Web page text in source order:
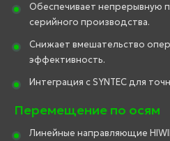
Обеспечивает непрерывную
серийного производства.
Снижает вмешательство
эффективность.
Интеграция с SYNTEC для
Перемещение по осям
Линейные направляющие